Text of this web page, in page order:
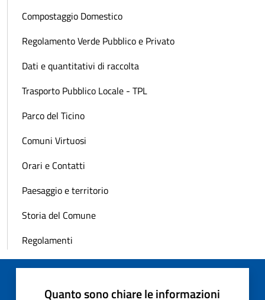
Compostaggio Domestico
Regolamento Verde Pubblico e Privato
Dati e quantitativi di raccolta
Trasporto Pubblico Locale - TPL
Parco del Ticino
Comuni Virtuosi
Orari e Contatti
Paesaggio e territorio
Storia del Comune
Regolamenti
Quanto sono chiare le informazioni